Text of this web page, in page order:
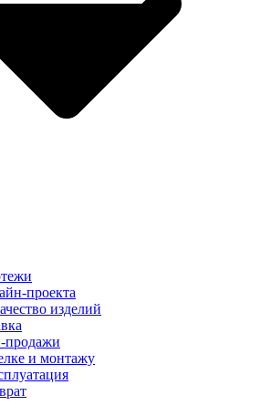
проекта
изделий
продажи
и монтажу